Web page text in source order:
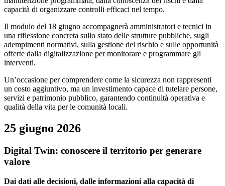
capacità di organizzare controlli efficaci nel tempo.
Il modulo del 18 giugno accompagnerà amministratori e tecnici in
una riflessione concreta sullo stato delle strutture pubbliche, sugli
adempimenti normativi, sulla gestione del rischio e sulle opportunità
offerte dalla digitalizzazione per monitorare e programmare gli
interventi.
Un’occasione per comprendere come la sicurezza non rappresenti
un costo aggiuntivo, ma un investimento capace di tutelare persone,
servizi e patrimonio pubblico, garantendo continuità operativa e
qualità della vita per le comunità locali.
25 giugno 2026
Digital Twin: conoscere il territorio per generare
valore
Dai dati alle decisioni, dalle informazioni alla capacità di